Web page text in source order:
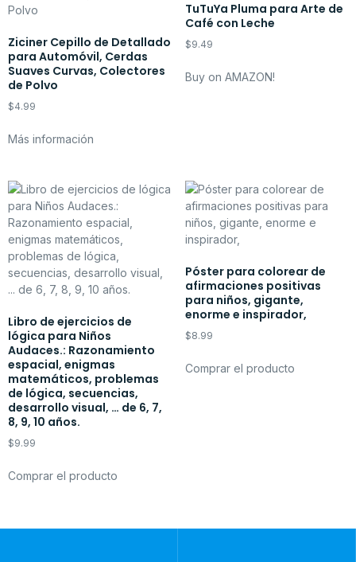
Ziciner Cepillo de Detallado
para Automóvil, Cerdas
Suaves Curvas, Colectores
de Polvo
$4.99
Más información
TuTuYa Pluma para Arte de
Café con Leche
$9.49
Buy on AMAZON!
Libro de ejercicios de
lógica para Niños
Audaces.: Razonamiento
espacial, enigmas
matemáticos, problemas
de lógica, secuencias,
desarrollo visual, … de 6, 7,
8, 9, 10 años.
$9.99
Comprar el producto
Póster para colorear de
afirmaciones positivas
para niños, gigante,
enorme e inspirador,
$8.99
Comprar el producto